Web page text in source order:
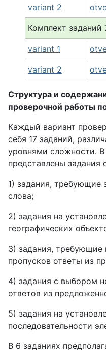
variant 2
Комплект заданий
variant 1
variant 2
Структура и
проверочной работы
Каждый вариант
себя 17 заданий,
уровнями сложности.
представлены
1) задания, требующие
слова;
2) задания на
географических
3) задания, требующие
пропусков ответы из
4) задания с выбором
ответов из
5) задания на
последовательности
В 6 заданиях